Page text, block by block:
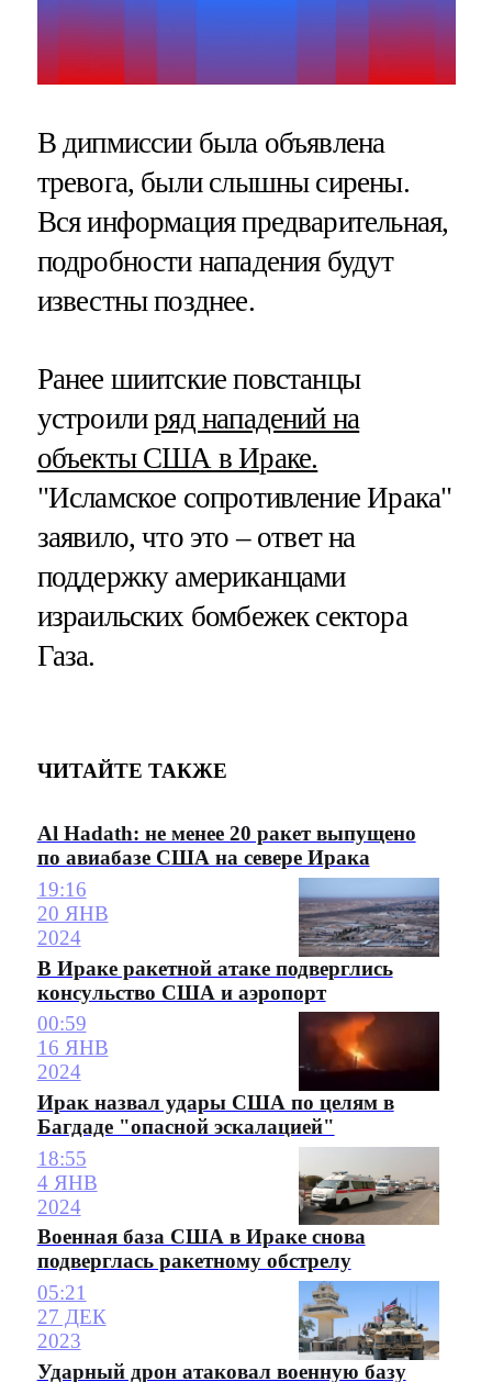
В дипмиссии была объявлена
тревога, были слышны сирены.
Вся информация предварительная,
подробности нападения будут
известны позднее.
Ранее шиитские повстанцы
устроилиряд нападений на
объекты США в Ираке.
"Исламское сопротивление Ирака"
заявило, что это – ответ на
поддержку американцами
израильских бомбежек сектора
Газа.
ЧИТАЙТЕ ТАКЖЕ
Al Hadath: не менее 20 ракет выпущено
по авиабазе США на севере Ирака
19:16
20 ЯНВ
2024
В Ираке ракетной атаке подверглись
консульство США и аэропорт
00:59
16 ЯНВ
2024
Ирак назвал удары США по целям в
Багдаде "опасной эскалацией"
18:55
4 ЯНВ
2024
Военная база США в Ираке снова
подверглась ракетному обстрелу
05:21
27 ДЕК
2023
Ударный дрон атаковал военную базу